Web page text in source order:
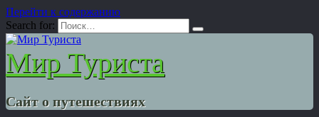
Перейти к содержанию
Search for:
Мир Туриста
Сайт о путешествиях